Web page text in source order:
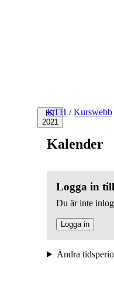
HT
2021
KTH / Kurswebb
Kalender
Logga in
Du är inte
Logga in
Ändra